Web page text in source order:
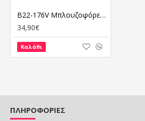
B22-176V Μπλουζοφόρεμα με δίχρωμο τελείωμα στο V - Μπλε Ρουά
34,90€
Καλάθι
ΠΛΗΡΟΦΟΡΙΕΣ